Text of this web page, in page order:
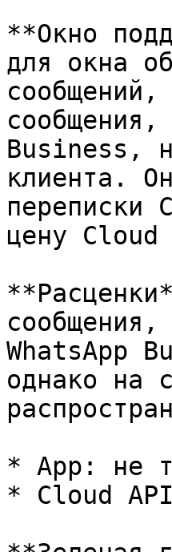
**Окно
для окна
сообщения,
Business,
клиента.
цену Cloud
сообщения,
WhatsApp
однако на
* App: не
* Cloud